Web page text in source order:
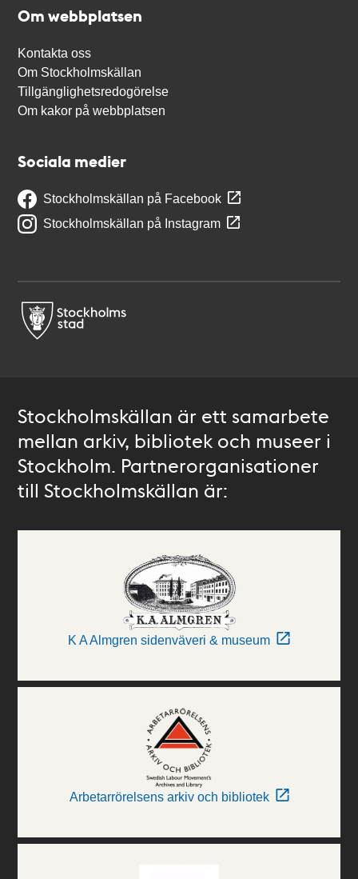
Om webbplatsen
Kontakta oss
Om Stockholmskällan
Tillgänglighetsredogörelse
Om kakor på webbplatsen
Sociala medier
Stockholmskällan på Facebook
Stockholmskällan på Instagram
Stockholmskällan är ett samarbete
mellan arkiv, bibliotek och museer i
Stockholm. Partnerorganisationer
till Stockholmskällan är:
K A Almgren sidenväveri & museum
Arbetarrörelsens arkiv och bibliotek